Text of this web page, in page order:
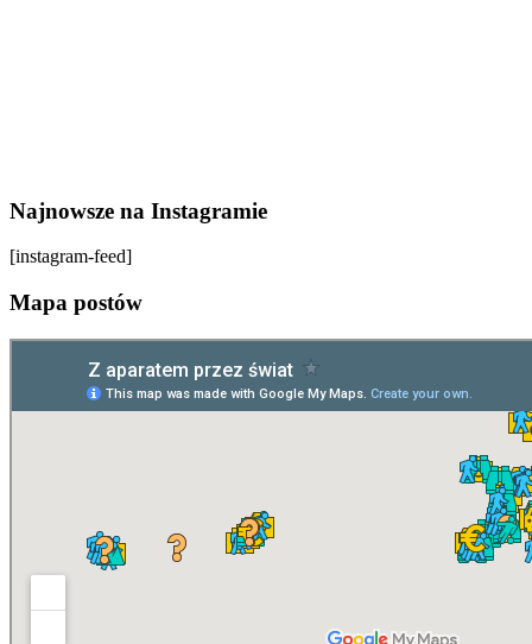
Najnowsze na Instagramie
[instagram-feed]
Mapa postów